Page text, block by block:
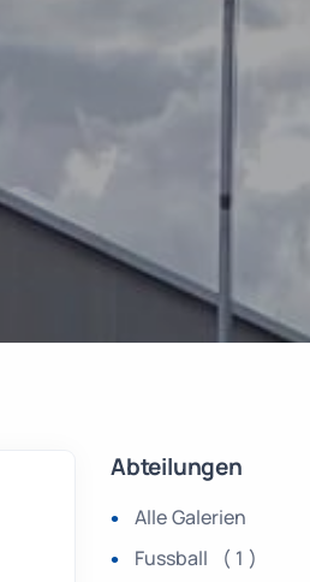
Abteilungen
Alle Galerien
Fussball ( 1 )